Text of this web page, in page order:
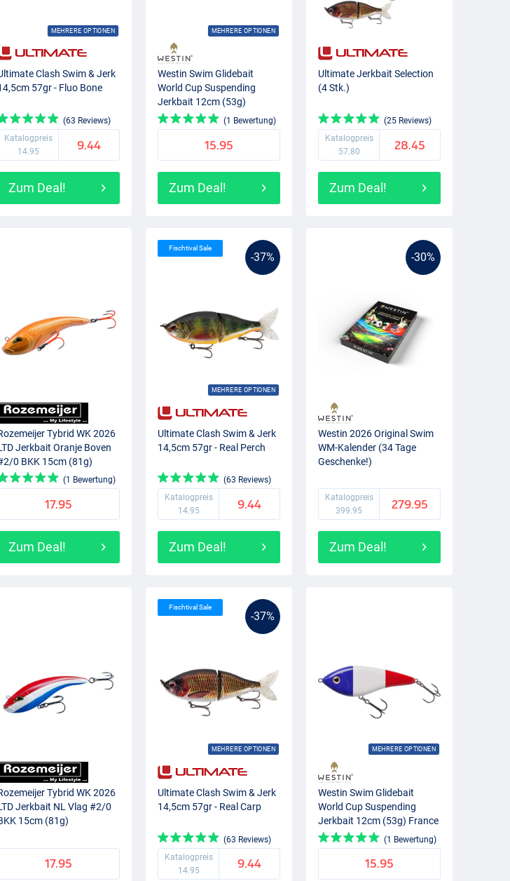
MEHRERE OPTIONEN
Clash Swim & Jerk
57gr - Fluo Bone
(63 Reviews)
Katalogpreis
14.95
9.44
Zum Deal!
MEHRERE OPTIONEN
Westin Swim Glidebait
World Cup Suspending
Jerkbait 12cm (53g)
Netherlands
(1 Bewertung)
15.95
Zum Deal!
Ultimate Jerkbait Selection
(4 Stk.)
(25 Reviews)
Katalogpreis
57.80
28.45
Zum Deal!
Tybrid WK 2026
Jerkbait Oranje Boven
0 BKK 15cm (81g)
(1 Bewertung)
17.95
Zum Deal!
-37%
MEHRERE OPTIONEN
Fischtival Sale
Ultimate Clash Swim & Jerk
14,5cm 57gr - Real Perch
(63 Reviews)
Katalogpreis
14.95
9.44
Zum Deal!
-30%
Westin 2026 Original Swim
WM-Kalender (34 Tage
Geschenke!)
Katalogpreis
399.95
279.95
Zum Deal!
Tybrid WK 2026
Jerkbait NL Vlag #2/0
15cm (81g)
17.95
-37%
MEHRERE OPTIONEN
Fischtival Sale
Ultimate Clash Swim & Jerk
14,5cm 57gr - Real Carp
(63 Reviews)
Katalogpreis
14.95
9.44
MEHRERE OPTIONEN
Westin Swim Glidebait
World Cup Suspending
Jerkbait 12cm (53g) France
(1 Bewertung)
15.95